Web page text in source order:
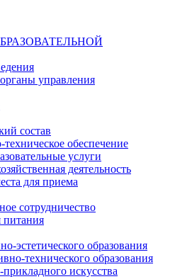
управления
состав
обеспечение
услуги
деятельность
для приема
сотрудничество
питания
эстетического образования
технического образования
искусства